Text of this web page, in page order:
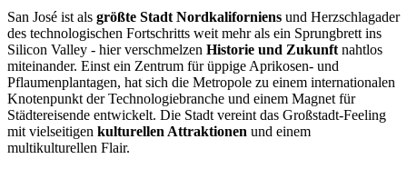
San José ist als größte Stadt Nordkaliforniens und Herzschlagader
des technologischen Fortschritts weit mehr als ein Sprungbrett ins
Silicon Valley - hier verschmelzen Historie und Zukunft nahtlos
miteinander. Einst ein Zentrum für üppige Aprikosen- und
Pflaumenplantagen, hat sich die Metropole zu einem internationalen
Knotenpunkt der Technologiebranche und einem Magnet für
Städtereisende entwickelt. Die Stadt vereint das Großstadt-Feeling
mit vielseitigen kulturellen Attraktionen und einem
multikulturellen Flair.